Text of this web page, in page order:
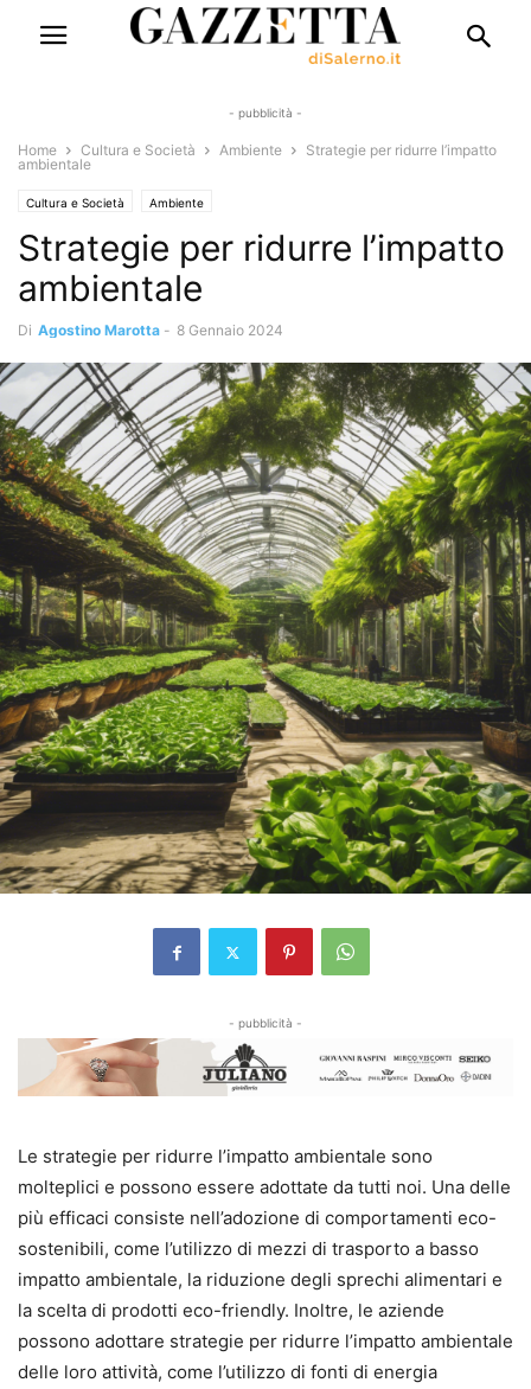
- pubblicità -
Home Cultura e Società Ambiente
Strategie per ridurre l’impatto
ambientale
Cultura e Società Ambiente
Strategie per ridurre l’impatto
ambientale
Di Agostino Marotta - 8 Gennaio 2024
- pubblicità -
Le strategie per ridurre l’impatto ambientale sono
molteplici e possono essere adottate da tutti noi. Una delle
più efficaci consiste nell’adozione di comportamenti eco-
sostenibili, come l’utilizzo di mezzi di trasporto a basso
impatto ambientale, la riduzione degli sprechi alimentari e
la scelta di prodotti eco-friendly. Inoltre, le aziende
possono adottare strategie per ridurre l’impatto ambientale
delle loro attività, come l’utilizzo di fonti di energia